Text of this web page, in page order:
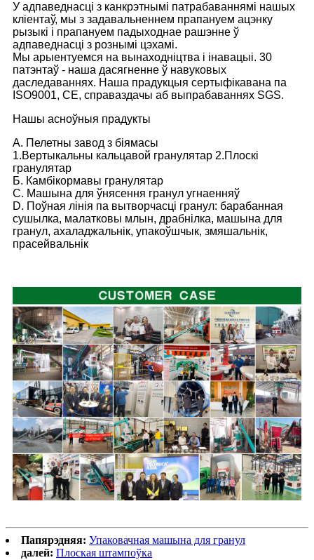
У адпаведнасці з канкрэтнымі патрабаваннямі нашых
кліентаў, мы з задавальненнем прапануем ацэнку
рызыкі і прапануем падыходнае рашэнне ў
адпаведнасці з рознымі цэхамі.
Мы арыентуемся на вынаходніцтва і інавацыі. 30
патэнтаў - наша дасягненне ў навуковых
даследаваннях. Наша прадукцыя сертыфікавана па
ISO9001, CE, справаздачы аб выпрабаваннях SGS.
Нашы асноўныя прадукты
А. Пелетны завод з біямасы
1.Вертыкальны кальцавой гранулятар 2.Плоскі
гранулятар
Б. Камбікормавы гранулятар
C. Машына для ўнясення гранул угнаенняў
D. Поўная лінія па вытворчасці гранул: барабанная
сушылка, малатковы млын, драбнілка, машына для
гранул, ахаладжальнік, упакоўшчык, змяшальнік,
прасейвальнік
Папярэдняя: Упаковачная машына для гранул
далей: Плоская штампоўка